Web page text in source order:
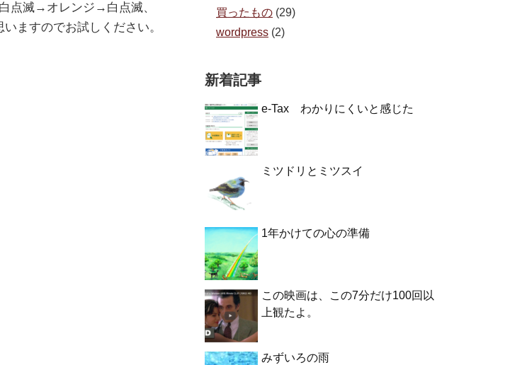
点滅→オレンジ→白点滅、
ますのでお試しください。
買ったもの (29)
wordpress (2)
新着記事
e-Tax わかりにくいと感じた
ミツドリとミツスイ
1年かけての心の準備
この映画は、この7分だけ100回以
上観たよ。
みずいろの雨